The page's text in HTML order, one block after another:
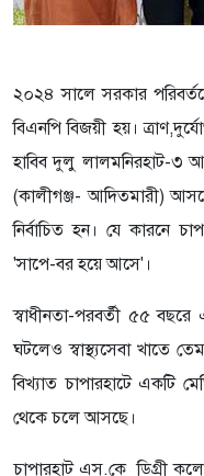
২০২৪ সালে সরকার
বিএনপি বিজয়ী হয়।
হাবিব দুলু লালমনিরহাট-৩
(কালীগঞ্জ- আদিতমারী)
নির্বাচিত হন। যে কারনে
'সাপে-বর হয়ে আসে'।
স্বাধীনতা-পরবর্তী ৫৫ বছরে
ঘটলেও স্বাস্থ্যসেবা খাতে
বিখ্যাত চাপারহাটে একটি
থেকে চলে আসছে।
চাপারহাট এস.কে ডিগ্রী